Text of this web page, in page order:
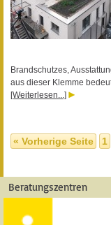
Brandschutzes,
aus dieser Klemme
[Weiterlesen...]
« Vorherige Seite 1
Beratungszentren